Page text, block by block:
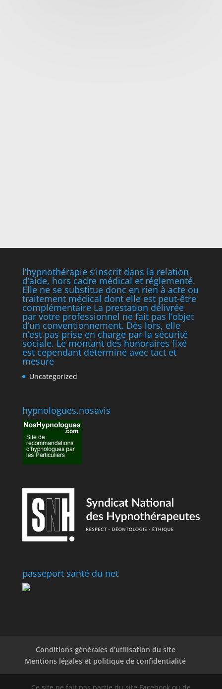
l’hypnothérapie s’inscrit dans la relation
d’aide, hors cadre médical et réglementé.
Elle ne se substitue donc en rien à acte ou
traitement médical dont elle est peut-être
complémentaire La prestation délivrée
par votre professionnel ne fait pas l’objet
d’un conventionnement. Dès lors, elle
n’est pas prise en charge par la sécurité
sociale. Le montant des honoraires fixé
est cependant déterminé avec tact et
mesure
Uncategorized
hypnologues.nosavis
passeport santé du net
Conditions générales d’utilisation du site
Mentions légales et politique de confidentialité
Ce site ne fait pas partie du site Facebook ou de